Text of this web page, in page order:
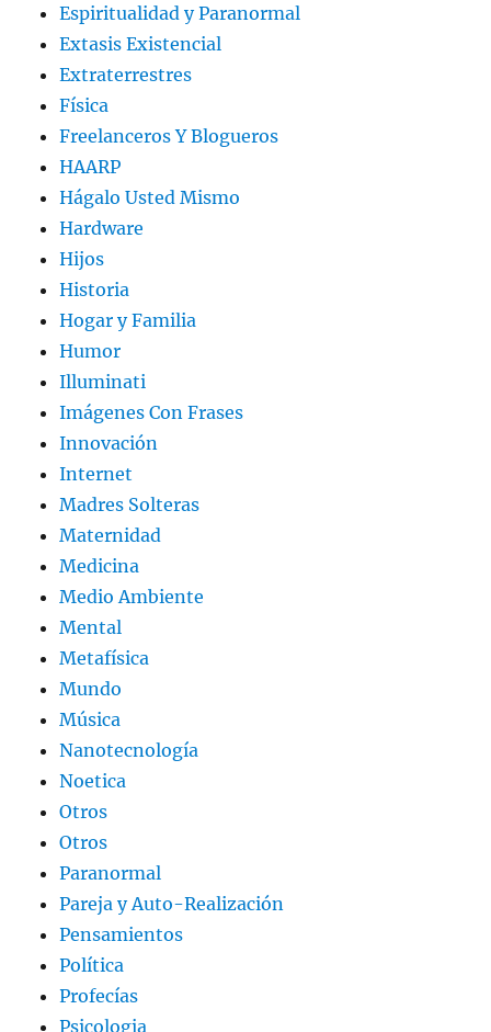
Espiritualidad y Paranormal
Extasis Existencial
Extraterrestres
Física
Freelanceros Y Blogueros
HAARP
Hágalo Usted Mismo
Hardware
Hijos
Historia
Hogar y Familia
Humor
Illuminati
Imágenes Con Frases
Innovación
Internet
Madres Solteras
Maternidad
Medicina
Medio Ambiente
Mental
Metafísica
Mundo
Música
Nanotecnología
Noetica
Otros
Otros
Paranormal
Pareja y Auto-Realización
Pensamientos
Política
Profecías
Psicologia